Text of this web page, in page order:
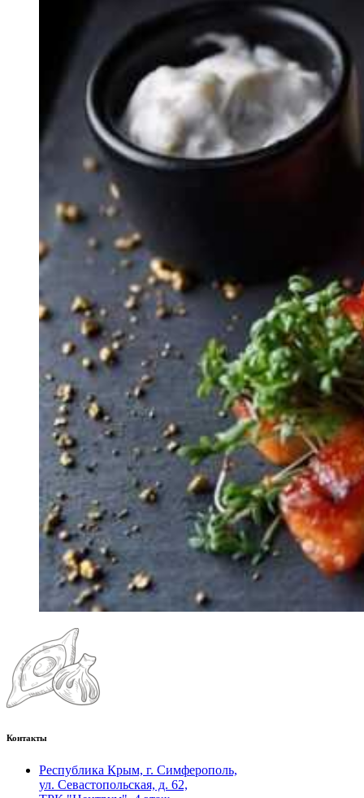
Контакты
Республика Крым, г. Симферополь,
ул. Севастопольская, д. 62,